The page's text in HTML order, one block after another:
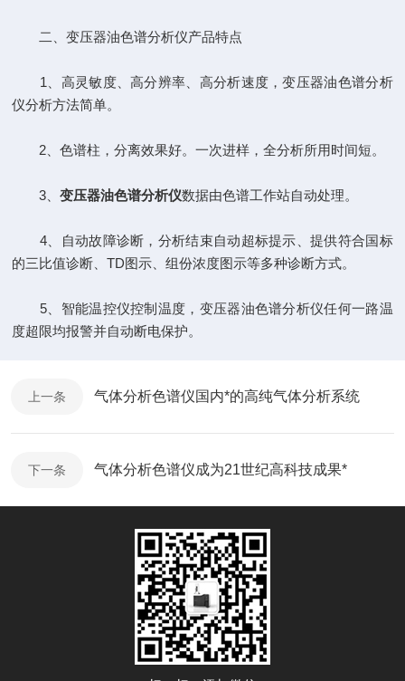
二、变压器油色谱分析仪产品特点
1、高灵敏度、高分辨率、高分析速度，变压器油色谱分析
仪分析方法简单。
2、色谱柱，分离效果好。一次进样，全分析所用时间短。
3、变压器油色谱分析仪数据由色谱工作站自动处理。
4、自动故障诊断，分析结束自动超标提示、提供符合国标
的三比值诊断、TD图示、组份浓度图示等多种诊断方式。
5、智能温控仪控制温度，变压器油色谱分析仪任何一路温
度超限均报警并自动断电保护。
上一条 气体分析色谱仪国内*的高纯气体分析系统
下一条 气体分析色谱仪成为21世纪高科技成果*